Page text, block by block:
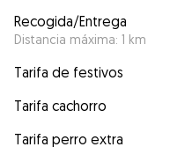
Recogida/Entrega
Distancia máxima: 1 km
Tarifa de festivos
Tarifa cachorro
Tarifa perro extra